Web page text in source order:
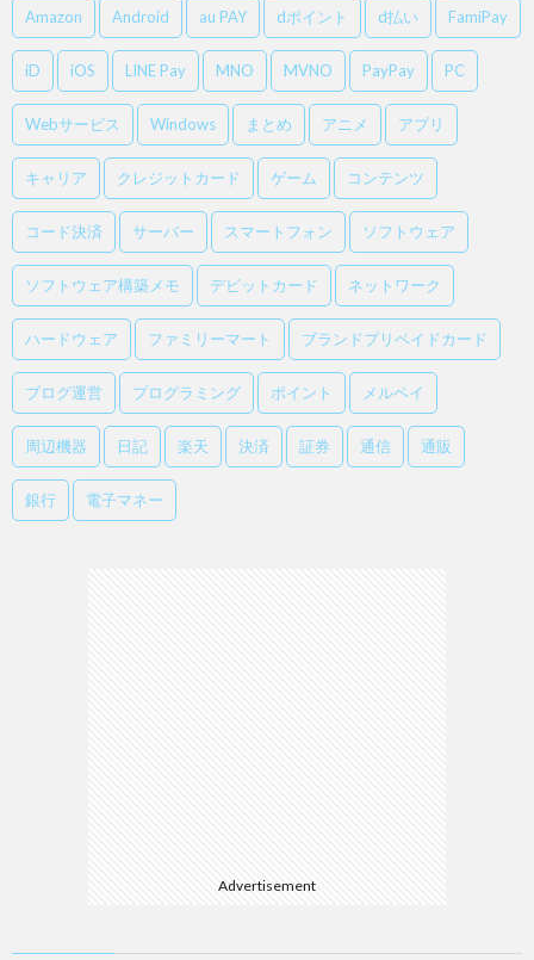
Amazon Android au PAY dポイント d払い FamiPay
iD iOS LINE Pay MNO MVNO PayPay PC
Webサービス Windows まとめ アニメ アプリ
キャリア クレジットカード ゲーム コンテンツ
コード決済 サーバー スマートフォン ソフトウェア
ソフトウェア構築メモ デビットカード ネットワーク
ハードウェア ファミリーマート ブランドプリペイドカード
ブログ運営 プログラミング ポイント メルペイ
周辺機器 日記 楽天 決済 証券 通信 通販
銀行 電子マネー
Advertisement